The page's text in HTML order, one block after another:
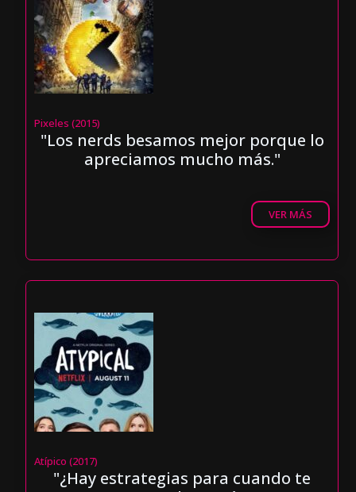
Pixeles (2015)
"Los nerds besamos mejor porque lo
apreciamos mucho más."
VER MÁS
Atípico (2017)
"¿Hay estrategias para cuando te